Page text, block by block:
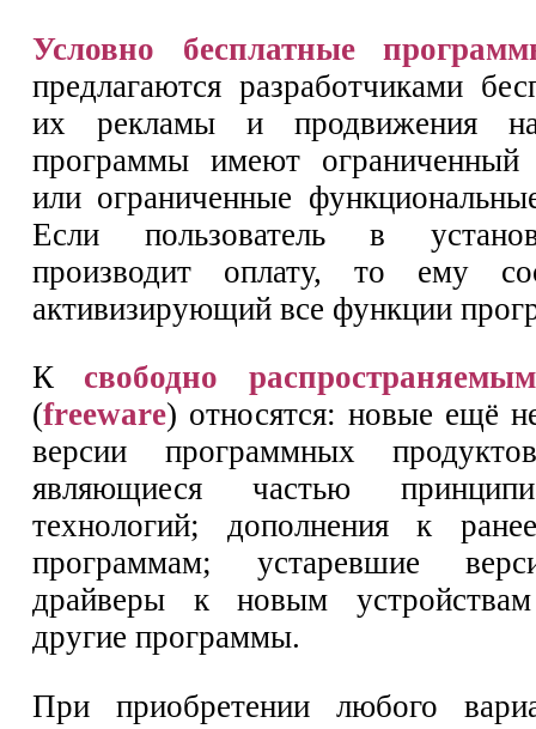
Условно бесплатные
предлагаются разработчиками
их рекламы и продвижения
программы имеют ограниченный
или ограниченные
Если пользователь в
производит оплату, то ему
активизирующий все функции
К свободно
(freeware) относятся: новые ещё
версии программных
являющиеся частью
технологий; дополнения к
программам; устаревшие
драйверы к новым
другие программы.
При приобретении любого